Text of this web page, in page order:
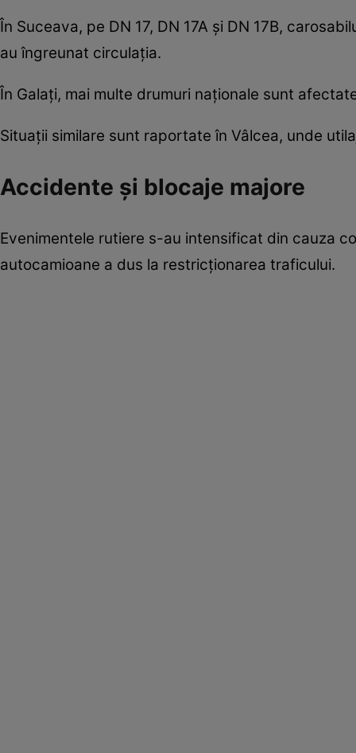
În Suceava, pe DN 17, DN 17A și DN 17B,
au îngreunat circulația.
În Galați, mai multe drumuri naționale sunt
Situații similare sunt raportate în Vâlcea, unde
Accidente și blocaje majore
Evenimentele rutiere s-au intensificat din cauza
autocamioane a dus la restricționarea traficului.